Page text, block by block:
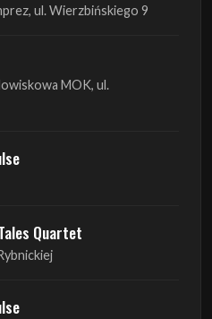
ul. Wierzbińskiego 9
MOK, ul.
Quartet